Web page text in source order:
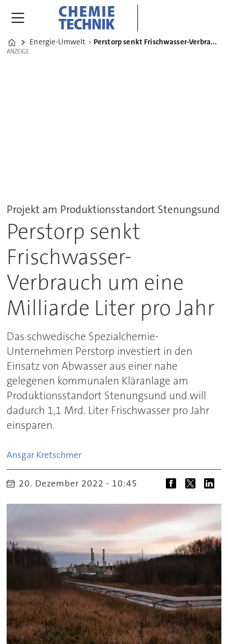
Home
Energie-Umwelt Perstorp senkt Frischwasser-Verbrauch um eine Milliarde Liter pro Jahr
ANZEIGE
ANZEIGE
Projekt am Produktionsstandort Stenungsund
Perstorp senkt
Frischwasser-
Verbrauch um eine
Milliarde Liter pro Jahr
Das schwedische Spezialchemie-
Unternehmen Perstorp investiert in den
Einsatz von Abwasser aus einer nahe
gelegenen kommunalen Kläranlage am
Produktionsstandort Stenungsund und will
dadurch 1,1 Mrd. Liter Frischwasser pro Jahr
einsparen.
Ansgar Kretschmer
20. Dezember 2022 - 10:45